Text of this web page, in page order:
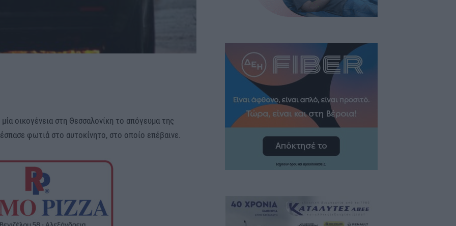
οικογένεια στη Θεσσαλονίκη το απόγευμα της
φωτιά στο αυτοκίνητο, στο οποίο επέβαινε.